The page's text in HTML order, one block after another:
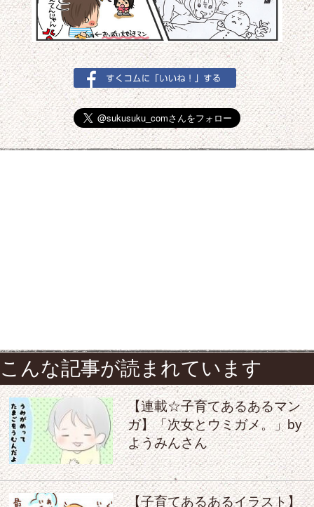
こんな記事が読まれています
【連載☆子育てあるあるマン
ガ】「次女とウミガメ。」by
ようみんさん
【子育てあるあるイラスト】